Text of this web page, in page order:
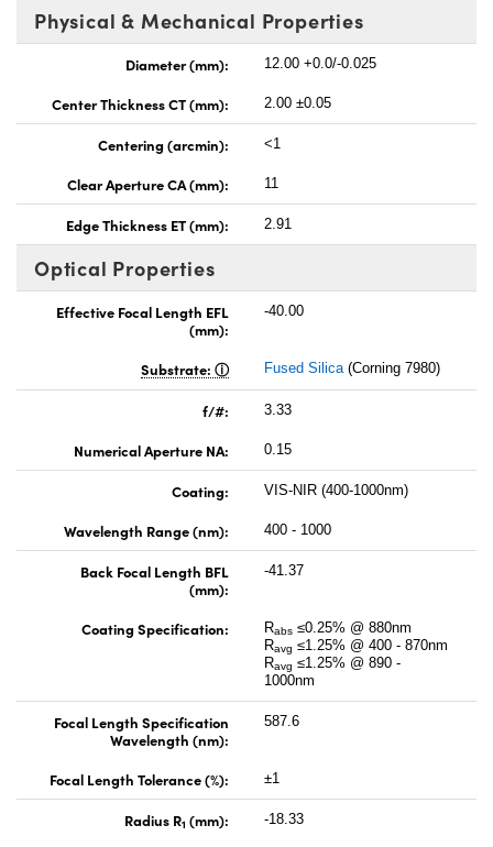
Physical & Mechanical Properties
Diameter (mm): 12.00 +0.0/-0.025
Center Thickness CT (mm): 2.00 ±0.05
Centering (arcmin): <1
Clear Aperture CA (mm): 11
Edge Thickness ET (mm): 2.91
Optical Properties
Effective Focal Length EFL
(mm):
-40.00
Substrate: Fused Silica (Corning 7980)
f/#: 3.33
Numerical Aperture NA: 0.15
Coating: VIS-NIR (400-1000nm)
Wavelength Range (nm): 400 - 1000
Back Focal Length BFL
(mm):
-41.37
Coating Specification: Rabs ≤0.25% @ 880nm
Ravg ≤1.25% @ 400 - 870nm
Ravg ≤1.25% @ 890 -
1000nm
Focal Length Specification
Wavelength (nm):
587.6
Focal Length Tolerance (%): ±1
Radius R1 (mm): -18.33